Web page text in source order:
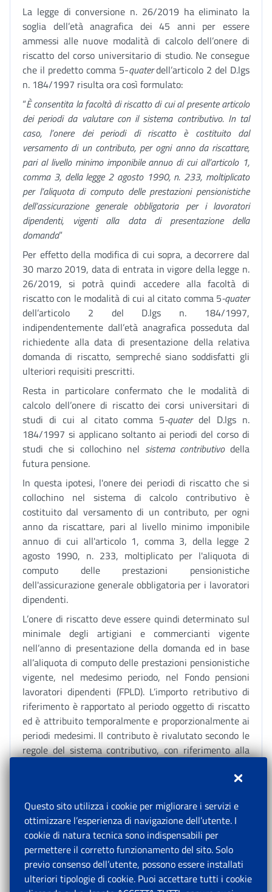
La legge di conversione n. 26/2019 ha eliminato la
soglia dell’età anagrafica dei 45 anni per essere
ammessi alle nuove modalità di calcolo dell’onere di
riscatto del corso universitario di studio. Ne consegue
che il predetto comma 5-quaterdell’articolo 2 del D.lgs
n. 184/1997 risulta ora così formulato:
“È consentita la facoltà di riscatto di cui al presente articolo
dei periodi da valutare con il sistema contributivo. In tal
caso, l’onere dei periodi di riscatto è costituito dal
versamento di un contributo, per ogni anno da riscattare,
pari al livello minimo imponibile annuo di cui all’articolo 1,
comma 3, della legge 2 agosto 1990, n. 233, moltiplicato
per l’aliquota di computo delle prestazioni pensionistiche
dell’assicurazione generale obbligatoria per i lavoratori
dipendenti, vigenti alla data di presentazione della
domanda”
Per effetto della modifica di cui sopra, a decorrere dal
30 marzo 2019, data di entrata in vigore della legge n.
26/2019, si potrà quindi accedere alla facoltà di
riscatto con le modalità di cui al citato comma 5-quater
dell’articolo 2 del D.lgs n. 184/1997,
indipendentemente dall’età anagrafica posseduta dal
richiedente alla data di presentazione della relativa
domanda di riscatto, sempreché siano soddisfatti gli
ulteriori requisiti prescritti.
Resta in particolare confermato che le modalità di
calcolo dell’onere di riscatto dei corsi universitari di
studi di cui al citato comma 5-quaterdel D.lgs n.
184/1997 si applicano soltanto ai periodi del corso di
studi che si collochino nel sistema contributivodella
futura pensione.
In questa ipotesi, l'onere dei periodi di riscatto che si
collochino nel sistema di calcolo contributivo è
costituito dal versamento di un contributo, per ogni
anno da riscattare, pari al livello minimo imponibile
annuo di cui all'articolo 1, comma 3, della legge 2
agosto 1990, n. 233, moltiplicato per l'aliquota di
computo delle prestazioni pensionistiche
dell'assicurazione generale obbligatoria per i lavoratori
dipendenti.
L’onere di riscatto deve essere quindi determinato sul
minimale degli artigiani e commercianti vigente
nell’anno di presentazione della domanda ed in base
all’aliquota di computo delle prestazioni pensionistiche
vigente, nel medesimo periodo, nel Fondo pensioni
lavoratori dipendenti (FPLD). L’importo retributivo di
riferimento è rapportato al periodo oggetto di riscatto
ed è attribuito temporalmente e proporzionalmente ai
periodi medesimi. Il contributo è rivalutato secondo le
regole del sistema contributivo, con riferimento alla
La suddetta modalità di calcolo dell’onere si aggiunge a
quelle previste dal comma 4 (per periodi che si
collochino nel sistema retributivo), dal comma 5 (per i
periodi che si collochino nel sistema contributivo) e dal
comma 5-bis(per i soggetti inoccupati), del citato
articolo 2 del D.lgs n. 184/1997.
La modalità di calcolo di cui al citato comma5-quater
Questo sito utilizza i cookie per migliorare i servizi e
ottimizzare l’esperienza di navigazione dell’utente. I
cookie di natura tecnica sono indispensabili per
permettere il corretto funzionamento del sito. Solo
previo consenso dell’utente, possono essere installati
ulteriori tipologie di cookie. Puoi accettare tutti i cookie